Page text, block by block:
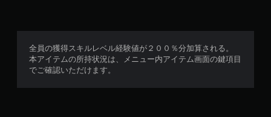
全員の獲得スキルレベル経験値が２００％分加算される。
本アイテムの所持状況は、メニュー内アイテム画面の鍵項目
でご確認いただけます。